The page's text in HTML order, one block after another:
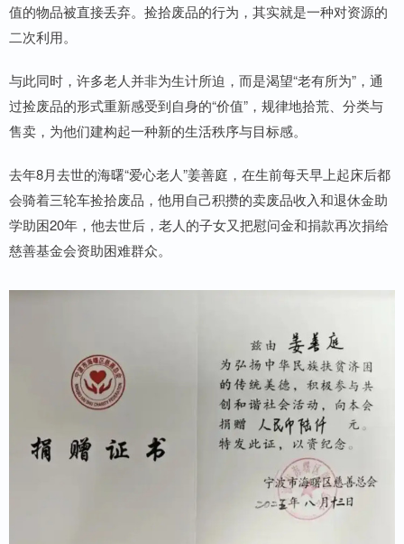
值的物品被直接丢弃。捡拾废品的行为，其实就是一种对资源的
二次利用。
与此同时，许多老人并非为生计所迫，而是渴望“老有所为”，通
过捡废品的形式重新感受到自身的“价值”，规律地拾荒、分类与
售卖，为他们建构起一种新的生活秩序与目标感。
去年8月去世的海曙“爱心老人”姜善庭，在生前每天早上起床后都
会骑着三轮车捡拾废品，他用自己积攒的卖废品收入和退休金助
学助困20年，他去世后，老人的子女又把慰问金和捐款再次捐给
慈善基金会资助困难群众。